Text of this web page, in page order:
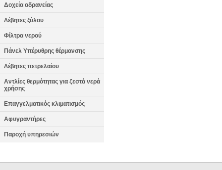
Δοχεία αδρανείας
Λέβητες ξύλου
Φίλτρα νερού
Πάνελ Υπέρυθρης θέρμανσης
Λέβητες πετρελαίου
Αντλίες θερμότητας για ζεστά νερά
χρήσης
Επαγγελματικός κλιματισμός
Αφυγραντήρες
Παροχή υπηρεσιών